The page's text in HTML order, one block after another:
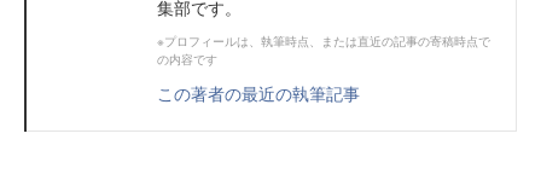
集部です。
※プロフィールは、執筆時点、または直近の記事の寄稿時点で
の内容です
この著者の最近の執筆記事